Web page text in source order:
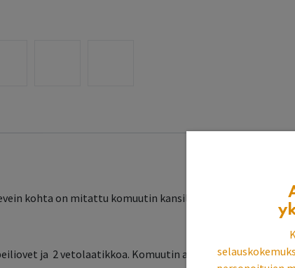
kohta on mitattu komuutin kansilevystä.
ja 2 vetolaatikkoa. Komuutin alakaapissa on 2